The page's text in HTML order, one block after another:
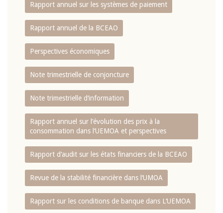
Rapport annuel sur les systèmes de paiement
Rapport annuel de la BCEAO
Perspectives économiques
Note trimestrielle de conjoncture
Note trimestrielle d‘information
Rapport annuel sur l‘évolution des prix à la
consommation dans l‘UEMOA et perspectives
Rapport d‘audit sur les états financiers de la BCEAO
Revue de la stabilité financière dans l‘UMOA
Rapport sur les conditions de banque dans L‘UEMOA